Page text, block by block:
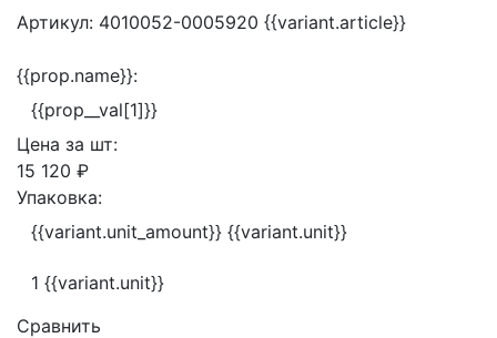
Артикул: 4010052-0005920 {{variant.article}}
{{prop.name}}:
{{prop__val[1]}}
Цена за шт:
15 120 ₽
Упаковка:
{{variant.unit_amount}} {{variant.unit}}
1 {{variant.unit}}
Сравнить